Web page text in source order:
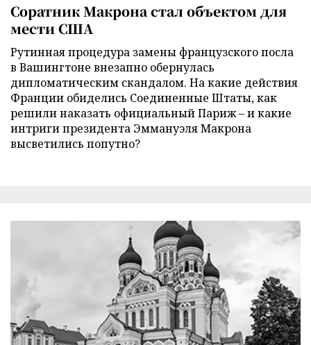
Соратник Макрона стал объектом для
мести США
Рутинная процедура замены французского посла
в Вашингтоне внезапно обернулась
дипломатическим скандалом. На какие действия
Франции обиделись Соединенные Штаты, как
решили наказать официальный Париж – и какие
интриги президента Эммануэля Макрона
высветились попутно?